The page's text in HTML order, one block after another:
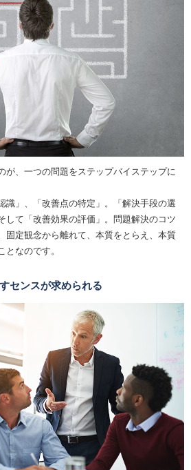
が、一つの問題をステップバイステップに
識」、「改善点の特定」。「解決手段の選
して「改善効果の評価」。問題解決のコツ
固定観念から離れて、本質をとらえ、本質
なのです。
センスが求められる